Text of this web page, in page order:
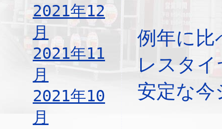
2021年12
月
2021年11
月
2021年10
月
例年に比
レスタ
安定な今